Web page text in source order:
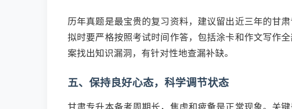
历年真题是最宝贵的复习资料，建议留出近三年的甘
拟时要严格按照考试时间作答，包括涂卡和作文写作
案找出知识漏洞，有针对性地查漏补缺。
五、保持良好心态，科学调节状态
甘肃专升本备考周期长，焦虑和疲惫是正常现象。关